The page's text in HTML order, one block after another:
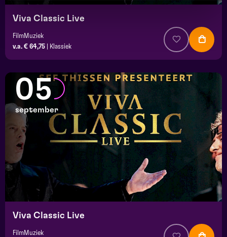
Viva Classic Live
FilmMuziek
v.a. € 64,75
Klassiek
05
september
Viva Classic Live
FilmMuziek